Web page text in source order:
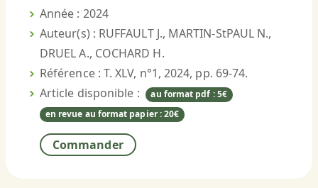
Année : 2024
Auteur(s) : RUFFAULT J., MARTIN-StPAUL N.,
DRUEL A., COCHARD H.
Référence : T. XLV, n°1, 2024, pp. 69-74.
Article disponible :
au format pdf : 5€
en revue au format papier : 20€
Commander